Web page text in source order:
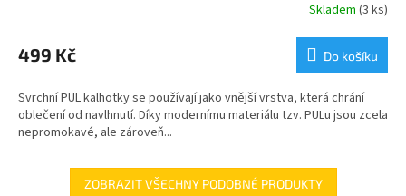
Skladem (3 ks)
499 Kč Do košíku
Svrchní PUL kalhotky se používají jako vnější vrstva, která chrání
oblečení od navlhnutí. Díky modernímu materiálu tzv. PULu jsou zcela
nepromokavé, ale zároveň...
ZOBRAZIT VŠECHNY PODOBNÉ PRODUKTY